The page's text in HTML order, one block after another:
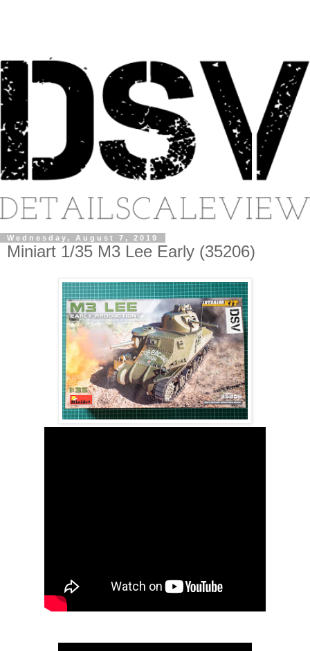
Wednesday, August 7, 2019
Miniart 1/35 M3 Lee Early (35206)